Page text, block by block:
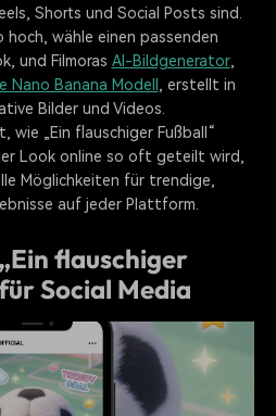
Shorts und Social Posts sind.
hoch, wähle einen passenden
und Filmoras AI-Bildgenerator,
Nano Banana Modell
, erstellt in
Bilder und Videos.
wie „Ein flauschiger Fußball“
Look online so oft geteilt wird,
Möglichkeiten für trendige,
auf jeder Plattform.
flauschiger
Social Media